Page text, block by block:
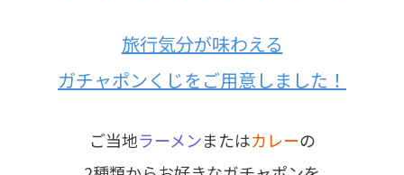
旅行気分が味わえる
ガチャポンくじをご用意しました！
ご当地ラーメンまたはカレーの